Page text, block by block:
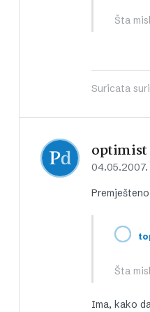
Šta
Suricata
optimist
Šta
Ima, kako